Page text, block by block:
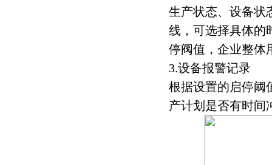
生产状态、设备状
线，可选择具体的
停阀值，企业整体
3.设备报警记录
根据设置的启停阈
产计划是否有时间